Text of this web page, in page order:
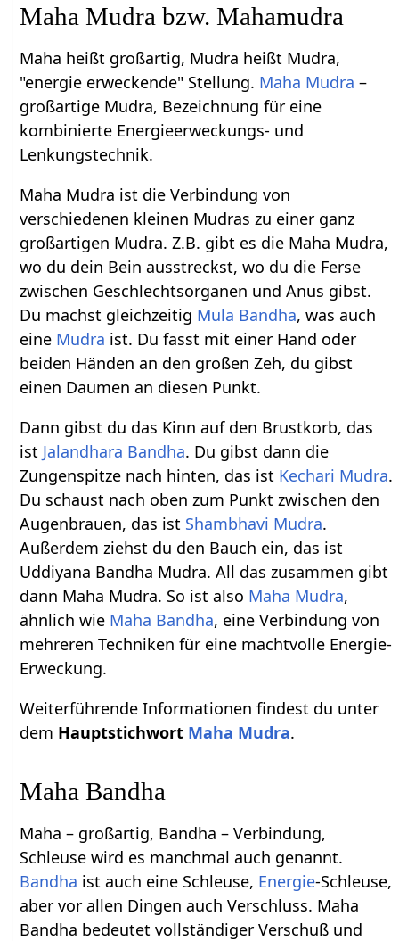
Maha Mudra bzw. Mahamudra
Maha heißt großartig, Mudra heißt Mudra,
"energie erweckende" Stellung. Maha Mudra –
großartige Mudra, Bezeichnung für eine
kombinierte Energieerweckungs- und
Lenkungstechnik.
Maha Mudra ist die Verbindung von
verschiedenen kleinen Mudras zu einer ganz
großartigen Mudra. Z.B. gibt es die Maha Mudra,
wo du dein Bein ausstreckst, wo du die Ferse
zwischen Geschlechtsorganen und Anus gibst.
Du machst gleichzeitig Mula Bandha, was auch
eine Mudra ist. Du fasst mit einer Hand oder
beiden Händen an den großen Zeh, du gibst
einen Daumen an diesen Punkt.
Dann gibst du das Kinn auf den Brustkorb, das
ist Jalandhara Bandha. Du gibst dann die
Zungenspitze nach hinten, das ist Kechari Mudra.
Du schaust nach oben zum Punkt zwischen den
Augenbrauen, das ist Shambhavi Mudra.
Außerdem ziehst du den Bauch ein, das ist
Uddiyana Bandha Mudra. All das zusammen gibt
dann Maha Mudra. So ist also Maha Mudra,
ähnlich wie Maha Bandha, eine Verbindung von
mehreren Techniken für eine machtvolle Energie-
Erweckung.
Weiterführende Informationen findest du unter
dem Hauptstichwort Maha Mudra.
Maha Bandha
Maha – großartig, Bandha – Verbindung,
Schleuse wird es manchmal auch genannt.
Bandha ist auch eine Schleuse, Energie-Schleuse,
aber vor allen Dingen auch Verschluss. Maha
Bandha bedeutet vollständiger Verschuß und